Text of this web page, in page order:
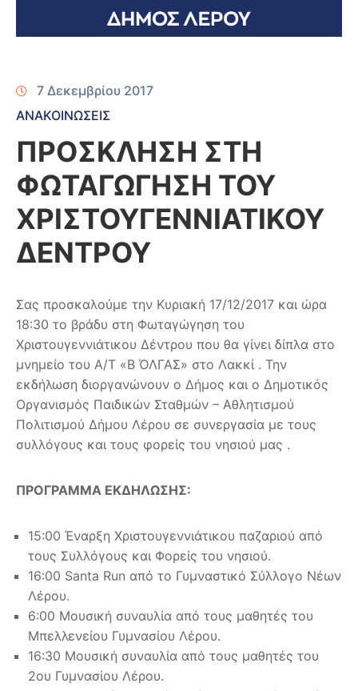
7 Δεκεμβρίου 2017
ΑΝΑΚΟΙΝΩΣΕΙΣ
ΠΡΟΣΚΛΗΣΗ ΣΤΗ
ΦΩΤΑΓΩΓΗΣΗ ΤΟΥ
ΧΡΙΣΤΟΥΓΕΝΝΙΑΤΙΚΟΥ
ΔΕΝΤΡΟΥ
Σας προσκαλούμε την Κυριακή 17/12/2017 και ώρα
18:30 το βράδυ στη Φωταγώγηση του
Χριστουγεννιάτικου Δέντρου που θα γίνει δίπλα στο
μνημείο του A/T «Β ΌΛΓΑΣ» στο Λακκί . Την
εκδήλωση διοργανώνουν ο Δήμος και ο Δημοτικός
Οργανισμός Παιδικών Σταθμών – Αθλητισμού
Πολιτισμού Δήμου Λέρου σε συνεργασία με τους
συλλόγους και τους φορείς του νησιού μας .
ΠΡΟΓΡΑΜΜΑ ΕΚΔΗΛΩΣΗΣ:
15:00 Έναρξη Χριστουγεννιάτικου παζαριού από
τους Συλλόγους και Φορείς του νησιού.
16:00 Santa Run από το Γυμναστικό Σύλλογο Νέων
Λέρου.
6:00 Μουσική συναυλία από τους μαθητές του
Μπελλενείου Γυμνασίου Λέρου.
16:30 Μουσική συναυλία από τους μαθητές του
2ου Γυμνασίου Λέρου.